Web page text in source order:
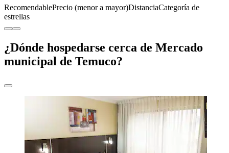
RecomendablePrecio (menor a mayor)DistanciaCategoría de
estrellas
¿Dónde hospedarse cerca de Mercado
municipal de Temuco?